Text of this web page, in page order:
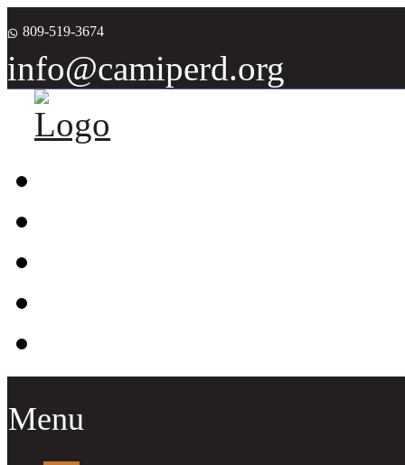
809-519-3674
info@camiperd.org
Menu